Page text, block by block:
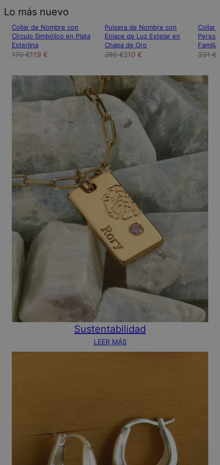
Lo más nuevo
Collar de Nombre con
Círculo Simbólico en Plata
Esterlina
170 €119 €
Pulsera de Nombre con
Enlace de Luz Estelar en
Chapa de Oro
280 €210 €
Collar
331 €
Sustentabilidad
LEER MÁS